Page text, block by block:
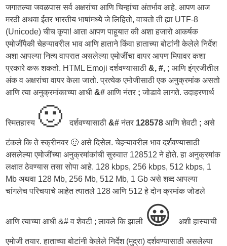
जगातल्या जवळपास सर्व अक्षरांचा आणि चिन्हांचा अंतर्भाव आहे. आपण आज
मरठी अथवा ईतर भारतीय भाषांमध्ये जे लिहितो, वाचतो ती ह्या UTF-8
(Unicode) चीच कृपा! आता आपण पाहूयात की अशा हजारो आकर्षक
एमोजींपैकी चेहऱ्यावरील भाव आणि हाताने किंवा हाताच्या बोटांनी केलेले निर्देश
अशा आपल्या नित्य वापरात असलेल्या एमोजींचा वापर आपण मिपावर कशा
प्रकारे करू शकतो. HTML Emoji दर्शवण्यासाठी&, #, ; आणि इंग्रजीतील
अंक व अक्षरांचा वापर केला जातो. प्रत्येक एमोजीसाठी एक अनुक्रमांक असतो
आणि त्या अनुक्रमांकाच्या आधी&# आणि नंतर ; जोडावे लागते. उदाहरणार्थ
स्मितहास्य 🙂दर्शवण्यासाठी&#नंतर 128578 आणि शेवटी ;असे
टंकले कि ते स्क्रीनवर 🙂 असे दिसेल. चेहऱ्यावरील भाव दर्शवण्यासाठी
असलेल्या एमोजींच्या अनुक्रमांकांची सुरुवात 128512 ने होते. हा अनुक्रमांक
लक्षात ठेवण्यास तसा सोपा आहे. 128 kbps, 256 kbps, 512 kbps, 1
Mb अथवा 128 Mb, 256 Mb, 512 Mb, 1 Gb असे शब्द आपल्या
चांगलेच परिचयाचे आहेत त्यातले 128 आणि 512 हे दोन क्रमांक जोडले
आणि त्याच्या आधी &# व शेवटी ; लावले कि झाली 😀अशी हास्याची
एमोजी तयार. हाताच्या बोटांनी केलेले निर्देश (मुद्रा) दर्शवण्यासाठी असलेल्या